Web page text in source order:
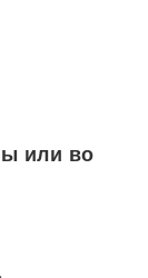
или во